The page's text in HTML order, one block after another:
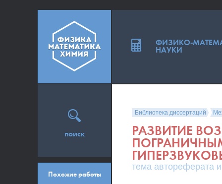
Библиотека диссертаций
РАЗВИТИЕ
тема автореферата
поиск
Похожие работы
ФИЗИКО-
НАУКИ